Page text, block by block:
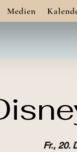
Medien
Fr., 20.